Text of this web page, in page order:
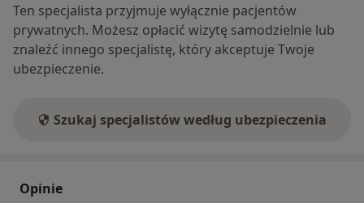
Ten specjalista przyjmuje wyłącznie pacjentów
prywatnych. Możesz opłacić wizytę samodzielnie lub
znaleźć innego specjalistę, który akceptuje Twoje
ubezpieczenie.
Szukaj specjalistów według ubezpieczenia
Opinie